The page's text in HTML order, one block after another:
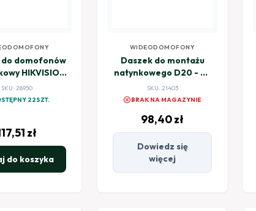
do domofonów
HIKVISION
RS/Flush
SKU: 28950
22SZT.
zł
do koszyka
WIDEODOMOFONY
Daszek do montażu
natynkowego D20 - do
stacji bramowej VIDOS
S20DA
SKU: 21403
cancelBRAK NA MAGAZYNIE
98,40zł
Dowiedz się
więcej